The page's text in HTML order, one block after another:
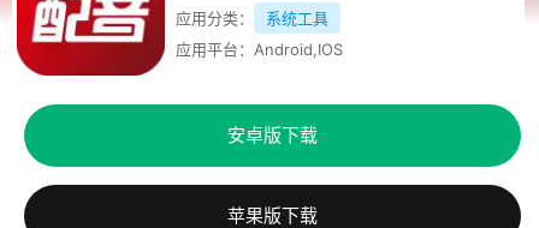
应用分类：
系统工具
应用平台：Android,IOS
安卓版下载
苹果版下载